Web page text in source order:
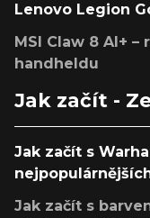
Lenovo Legion
MSI Claw 8 AI+
handheldu
Jak začít -
Jak začít s
Jak začít s